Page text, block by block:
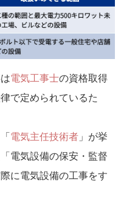
電気工事士の資格取得
で定められているた
電気主任技術者 」が挙
電気設備の保安・監督
に電気設備の工事をす